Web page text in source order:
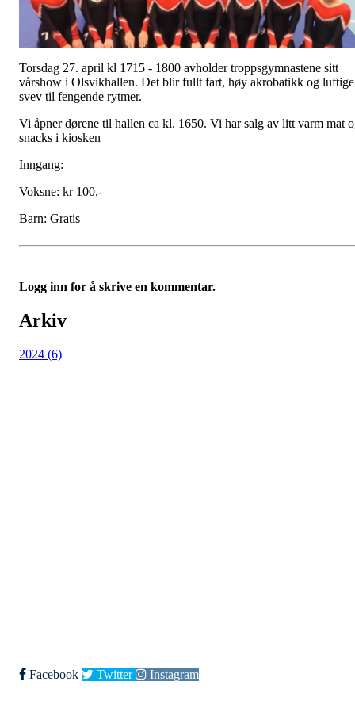
Torsdag 27. april kl 1715 - 1800 avholder troppsgymnastene sitt
vårshow i Olsvikhallen. Det blir fullt fart, høy akrobatikk og luftige
svev til fengende rytmer.
Vi åpner dørene til hallen ca kl. 1650. Vi har salg av litt varm mat
snacks i kiosken
Inngang:
Voksne: kr 100,-
Barn: Gratis
Logg inn for å skrive en kommentar.
Arkiv
2024 (6)
Facebook Twitter Instagram